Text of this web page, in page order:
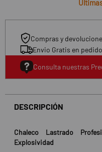
Compras y
Envio Gratis en
Consulta nuestras
DESCRIPCIÓN
Chaleco Lastrado
Explosividad